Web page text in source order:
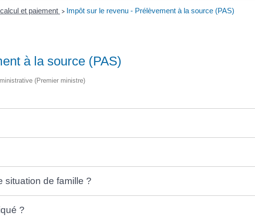
et paiement > Impôt sur le revenu - Prélèvement à la source (PAS)
à la source (PAS)
(Premier ministre)
situation de famille ?
?